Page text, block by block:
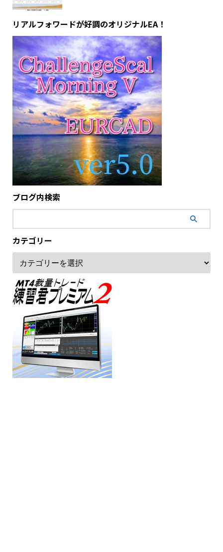
リアルフォワードが好調のオリジナルEA！
ブログ内検索
カテゴリー